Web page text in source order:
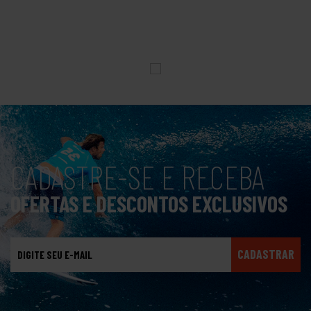
CADASTRE-SE E RECEBA
OFERTAS E DESCONTOS EXCLUSIVOS
CADASTRAR